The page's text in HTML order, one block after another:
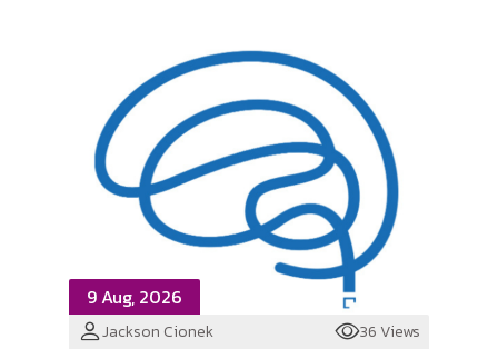
9 Aug, 2026
Jackson Cionek 36 Views